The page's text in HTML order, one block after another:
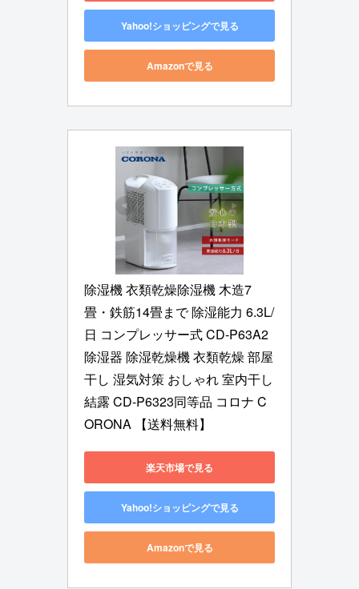
Yahoo!ショッピングで見る
Amazonで見る
除湿機 衣類乾燥除湿機 木造7
畳・鉄筋14畳まで 除湿能力 6.3L/
日 コンプレッサー式 CD-P63A2
除湿器 除湿乾燥機 衣類乾燥 部屋
干し 湿気対策 おしゃれ 室内干し
結露 CD-P6323同等品 コロナ C
ORONA 【送料無料】
楽天市場で見る
Yahoo!ショッピングで見る
Amazonで見る